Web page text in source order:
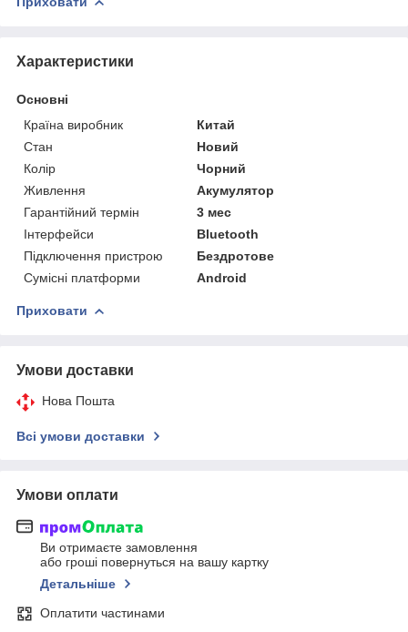
Характеристики
Основні
Країна виробник
Китай
Стан
Новий
Колір
Чорний
Живлення
Акумулятор
Гарантійний термін
3 мес
Інтерфейси
Bluetooth
Підключення пристрою
Бездротове
Сумісні платформи
Android
Приховати
Умови доставки
Нова Пошта
Всі умови доставки
Умови оплати
Ви отримаєте замовлення
або гроші повернуться на вашу картку
Детальніше
Оплатити частинами